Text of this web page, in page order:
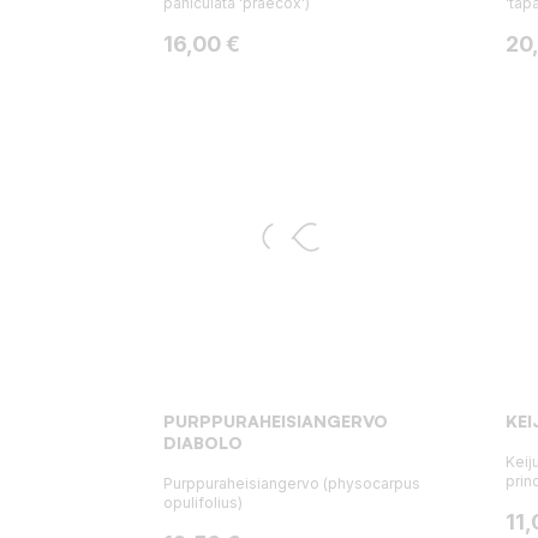
Hinta
16,00 €
PURPPURAHEISIANGERVO
DIABOLO
Purppuraheisiangervo (physocarpus
opulifolius)